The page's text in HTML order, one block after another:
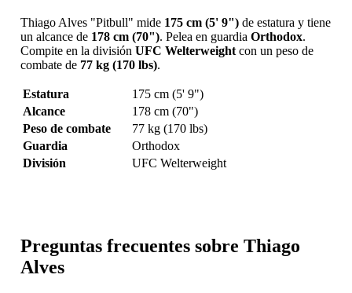
Thiago Alves "Pitbull" mide 175 cm (5' 9")de estatura y tiene
un alcance de 178 cm (70"). Pelea en guardia Orthodox.
Compite en la división UFC Welterweightcon un peso de
combate de 77 kg (170 lbs).
Estatura
175 cm (5' 9")
Alcance
178 cm (70")
Peso de combate
77 kg (170 lbs)
Guardia
Orthodox
División
UFC Welterweight
Preguntas frecuentes sobre Thiago
Alves